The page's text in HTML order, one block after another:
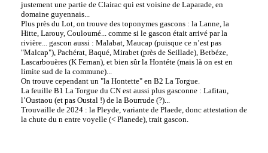
justement une partie de Clairac qui est voisine de Laparade, en
domaine guyennais...
Plus près du Lot, on trouve des toponymes gascons : la Lanne, la
Hitte, Larouy, Couloumé... comme si le gascon était arrivé par la
rivière... gascon aussi : Malabat, Maucap (puisque ce n’est pas
"Malcap"), Pachérat, Baqué, Mirabet (près de Seillade), Betbéze,
Lascarbouères (K Fernan), et bien sûr la Hontéte (mais là on est en
limite sud de la commune)...
On trouve cependant un "la Hontette" en B2 La Torgue.
La feuille B1 La Torgue du CN est aussi plus gasconne : Lafitau,
l’Oustaou (et pas Oustal !) de la Bourrude (?)...
Trouvaille de 2024 : la Pleyde, variante de Plaede, donc attestation de
la chute du n entre voyelle (< Planede), trait gascon.